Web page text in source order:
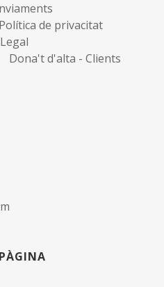
Política de privacitat
Dona't d'alta - Clients